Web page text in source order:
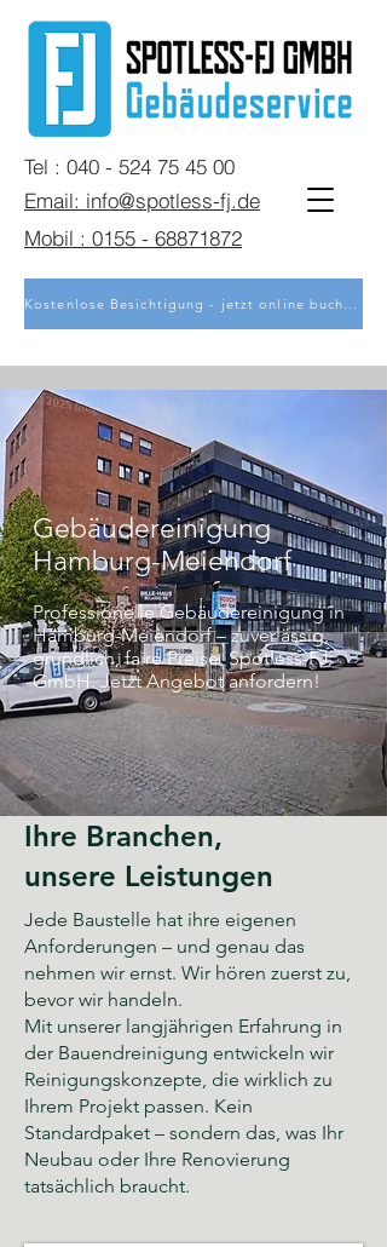
Mobil : 0155 - 68871872
Tel : 040 - 524 75 45 00
Email: info@spotless-fj.de
Kostenlose Besichtigung - jetzt online buchen
Gebäudereinigung
Hamburg-Meiendorf
Professionelle Gebäudereinigung in
Hamburg-Meiendorf – zuverlässig,
gründlich, faire Preise. Spotless-FJ
GmbH. Jetzt Angebot anfordern!
Ihre Branchen,
unsere Leistungen
Jede Baustelle hat ihre eigenen
Anforderungen – und genau das
nehmen wir ernst. Wir hören zuerst zu,
bevor wir handeln.
Mit unserer langjährigen Erfahrung in
der Bauendreinigung entwickeln wir
Reinigungskonzepte, die wirklich zu
Ihrem Projekt passen. Kein
Standardpaket – sondern das, was Ihr
Neubau oder Ihre Renovierung
tatsächlich braucht.